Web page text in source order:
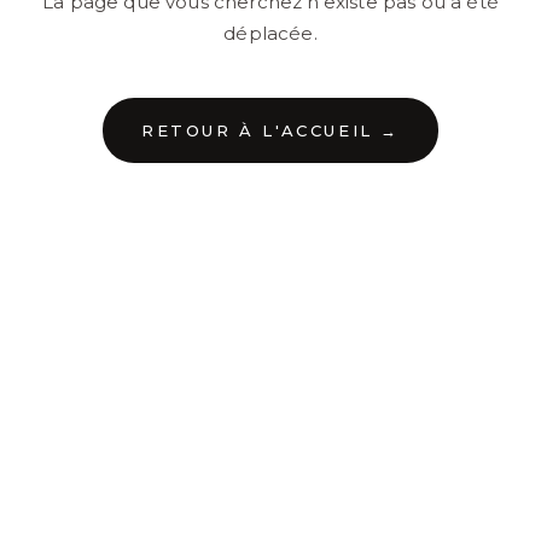
déplacée.
RETOUR À L'ACCUEIL →